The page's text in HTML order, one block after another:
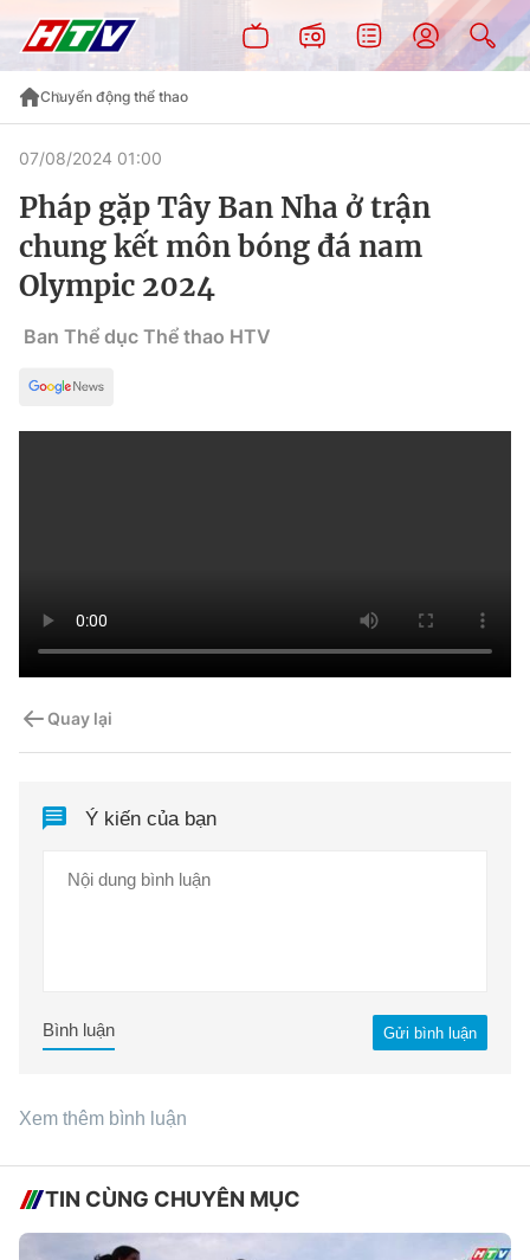
Chuyển động thể thao
07/08/2024 01:00
Pháp gặp Tây Ban Nha ở trận
chung kết môn bóng đá nam
Olympic 2024
Ban Thể dục Thể thao HTV
Quay lại
Ý kiến của bạn
Gửi bình luận
Bình luận
Xem thêm bình luận
TIN CÙNG CHUYÊN MỤC